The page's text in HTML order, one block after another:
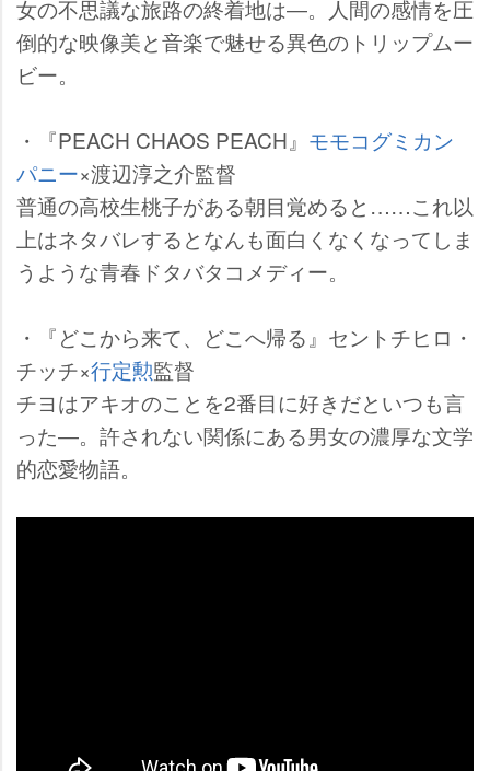
女の不思議な旅路の終着地は―。人間の感情を圧
倒的な映像美と音楽で魅せる異色のトリップムー
ビー。
・『PEACH CHAOS PEACH』 モモコグミカン
パニー×渡辺淳之介監督
普通の高校生桃子がある朝目覚めると……これ以
上はネタバレするとなんも面白くなくなってしま
うような青春ドタバタコメディー。
・『どこから来て、どこへ帰る』セントチヒロ・
チッチ×行定勲監督
チヨはアキオのことを2番目に好きだといつも言
った―。許されない関係にある男女の濃厚な文学
的恋愛物語。